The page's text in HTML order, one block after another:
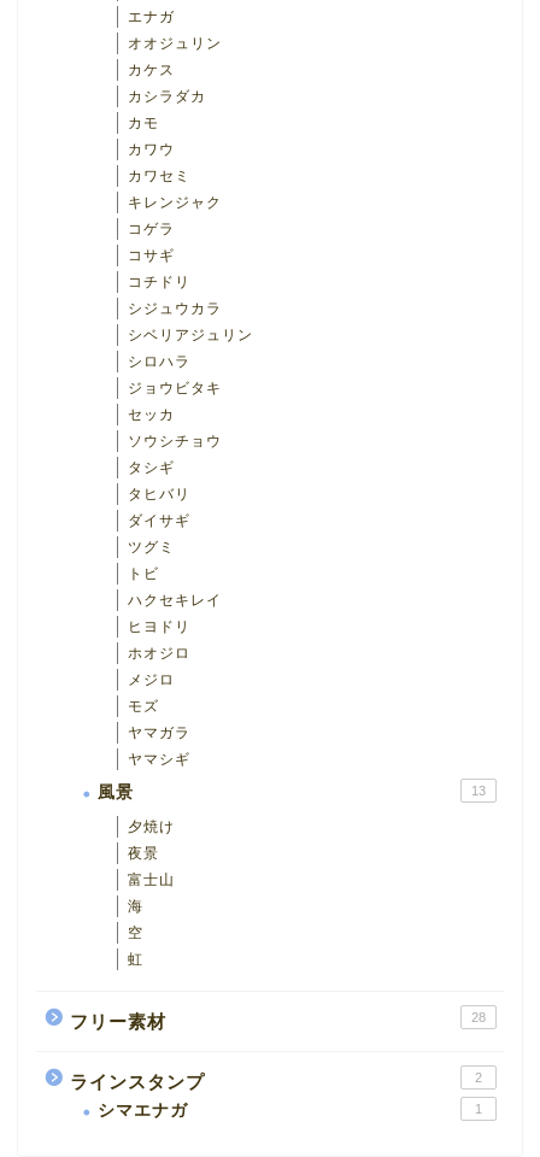
エナガ
オオジュリン
カケス
カシラダカ
カモ
カワウ
カワセミ
キレンジャク
コゲラ
コサギ
コチドリ
シジュウカラ
シベリアジュリン
シロハラ
ジョウビタキ
セッカ
ソウシチョウ
タシギ
タヒバリ
ダイサギ
ツグミ
トビ
ハクセキレイ
ヒヨドリ
ホオジロ
メジロ
モズ
ヤマガラ
ヤマシギ
風景 13
夕焼け
夜景
富士山
海
空
虹
フリー素材 28
ラインスタンプ 2
シマエナガ 1